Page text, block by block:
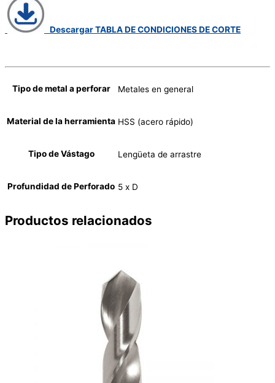
Descargar TABLA DE CONDICIONES DE CORTE
Tipo de metal a perforar Metales en general
Material de la herramienta HSS (acero rápido)
Tipo de Vástago Lengüeta de arrastre
Profundidad de Perforado 5 x D
Productos relacionados